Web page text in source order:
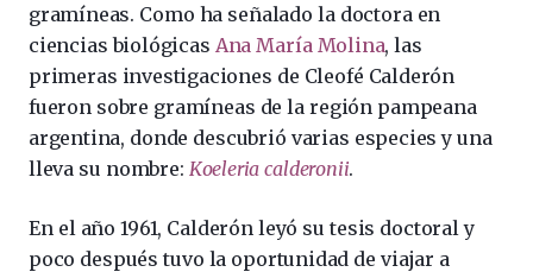
gramíneas. Como ha señalado la doctora en
ciencias biológicas Ana María Molina, las
primeras investigaciones de Cleofé Calderón
fueron sobre gramíneas de la región pampeana
argentina, donde descubrió varias especies y una
lleva su nombre: Koeleria calderonii.
En el año 1961, Calderón leyó su tesis doctoral y
poco después tuvo la oportunidad de viajar a